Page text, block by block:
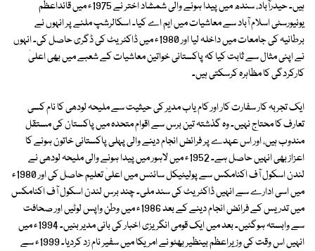
ہیں۔ حیدرآباد، سندھ میں پیدا ہونے والی شمشاد اختر نے 1975ء میں قائداعظم
یونیورسٹی اسلام آباد سے معاشیات میں ایم اے کیا۔ اسکالرشپ ملنے پر انہوں نے
برطانیہ کی جامعات میں داخلہ لیا اور 1980ء میں ڈاکٹریٹ کی ڈگری حاصل کی۔ انہوں
نے اپنی مثال سے ثابت کیا کہ پاکستانی خواتین معاشیات کے شعبے میں بھی اعلیٰ
کارکردگی کا مظاہرہ کرسکتی ہیں۔
ایک تجربہ کار سفارت کار اور کام یاب مدیر کی حیثیت سے ملیحہ لودھی کا نام کسی
تعارف کا محتاج نہیں۔ وہ گذشتہ تین برس سے اقوام متحدہ میں پاکستان کی مستقل
مندوب ہیں، اور اس عہدے پر فرائض انجام دینے والی پہلی پاکستانی خاتون ہونے کا
اعزاز بھی انہیں حاصل ہے۔ 1952ء میں لاہور میں پیدا ہونے والی ملیحہ لودھی نے
لندن اسکول آف اکنامکس سے پولیٹیکل سائنس میں اعلیٰ تعلیم حاصل کی اور 1980ء
میں اسی ادارے سے انہیں ڈاکٹریٹ کی سند ملی۔ چند برس لندن اسکول آف اکنامکس
میں تدریس کے فرائض انجام دینے کے بعد 1986ء میں وطن واپس لوٹیں اور صحافت
سے وابستہ ہوگئیں۔ بعد میں ایک قومی انگریزی اخبار کی بانی مدیر بنیں۔ 1994ء میں
انہیں اس وقت کی وزیراعظم بینظیر بھٹو نے امریکا میں سفیر نام زد کردیا۔ 1999ء سے